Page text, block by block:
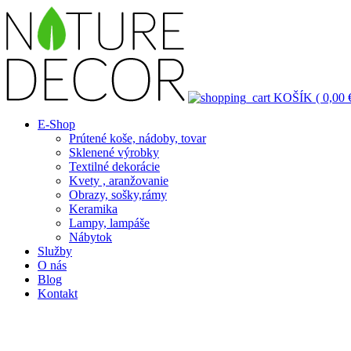
KOŠÍK ( 0,00
E-Shop
Prútené koše, nádoby, tovar
Sklenené výrobky
Textilné dekorácie
Kvety , aranžovanie
Obrazy, sošky,rámy
Keramika
Lampy, lampáše
Nábytok
Služby
O nás
Blog
Kontakt